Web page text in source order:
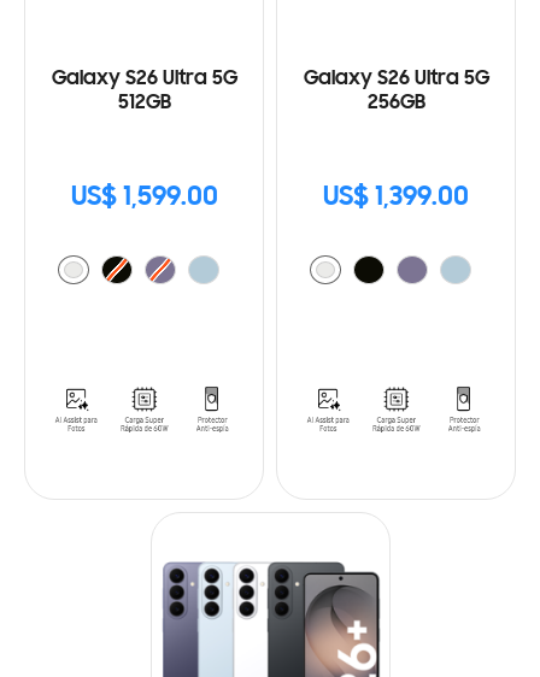
Galaxy S26 Ultra 5G
512GB
US$ 1,599.00
Galaxy S26 Ultra 5G
256GB
US$ 1,399.00